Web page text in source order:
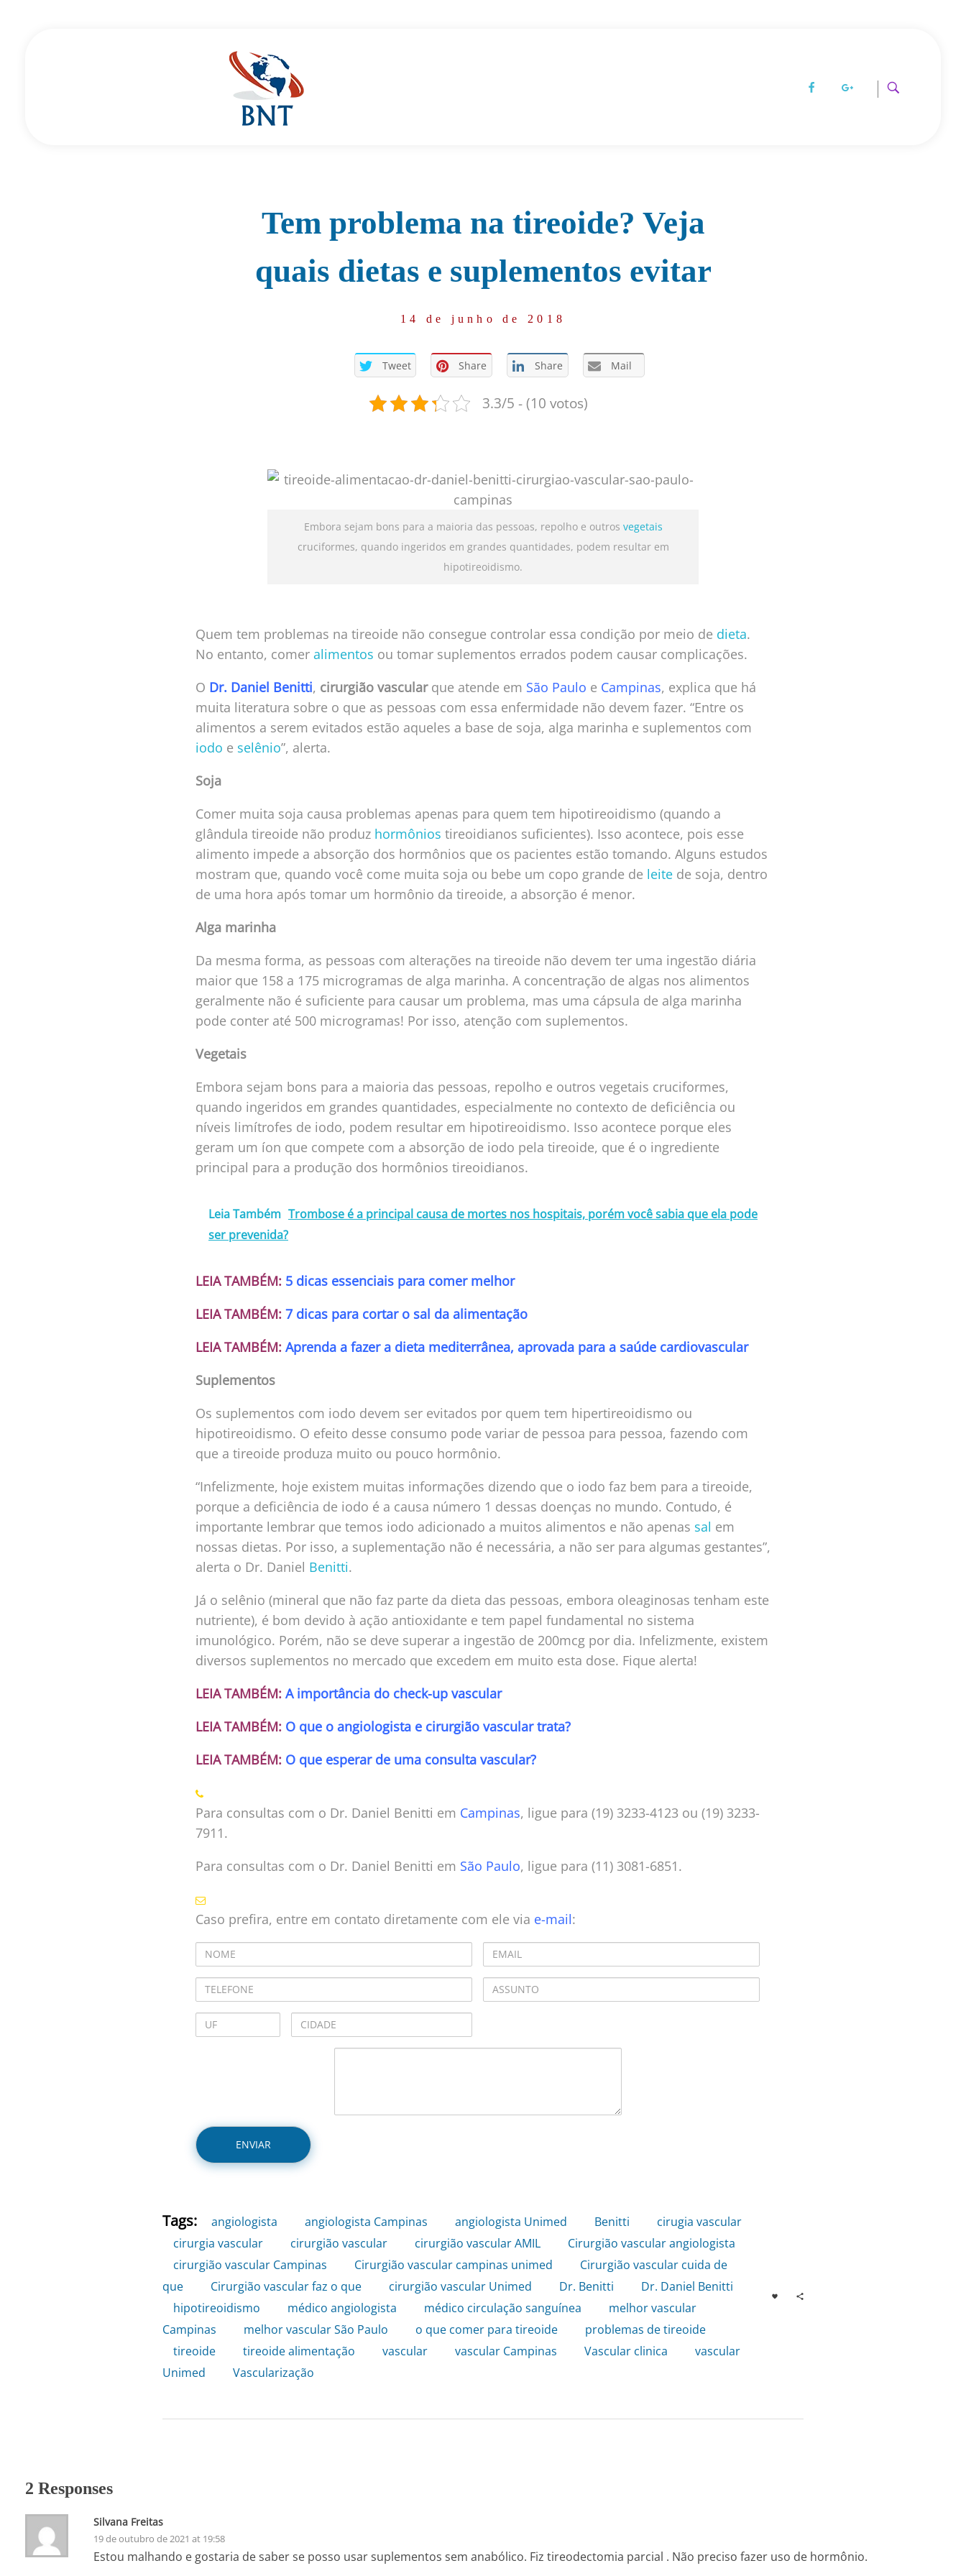
Tem problema na tireoide? Veja
quais dietas e suplementos evitar
14 de junho de 2018
Tweet Share Share Mail
3.3/5 - (10 votos)
Embora sejam bons para a maioria das pessoas, repolho e outros vegetais
cruciformes, quando ingeridos em grandes quantidades, podem resultar em
hipotireoidismo.
Quem tem problemas na tireoide não consegue controlar essa condição por meio de dieta.
No entanto, comer alimentos ou tomar suplementos errados podem causar complicações.
O Dr. Daniel Benitti, cirurgião vascularque atende em São Paulo e Campinas, explica que há
muita literatura sobre o que as pessoas com essa enfermidade não devem fazer. “Entre os
alimentos a serem evitados estão aqueles a base de soja, alga marinha e suplementos com
iodo e selênio”, alerta.
Soja
Comer muita soja causa problemas apenas para quem tem hipotireoidismo (quando a
glândula tireoide não produz hormônios tireoidianos suficientes). Isso acontece, pois esse
alimento impede a absorção dos hormônios que os pacientes estão tomando. Alguns estudos
mostram que, quando você come muita soja ou bebe um copo grande de leite de soja, dentro
de uma hora após tomar um hormônio da tireoide, a absorção é menor.
Alga marinha
Da mesma forma, as pessoas com alterações na tireoide não devem ter uma ingestão diária
maior que 158 a 175 microgramas de alga marinha. A concentração de algas nos alimentos
geralmente não é suficiente para causar um problema, mas uma cápsula de alga marinha
pode conter até 500 microgramas! Por isso, atenção com suplementos.
Vegetais
Embora sejam bons para a maioria das pessoas, repolho e outros vegetais cruciformes,
quando ingeridos em grandes quantidades, especialmente no contexto de deficiência ou
níveis limítrofes de iodo, podem resultar em hipotireoidismo. Isso acontece porque eles
geram um íon que compete com a absorção de iodo pela tireoide, que é o ingrediente
principal para a produção dos hormônios tireoidianos.
Leia Também Trombose é a principal causa de mortes nos hospitais, porém você sabia que ela pode
ser prevenida?
LEIA TAMBÉM: 5 dicas essenciais para comer melhor
LEIA TAMBÉM: 7 dicas para cortar o sal da alimentação
LEIA TAMBÉM: Aprenda a fazer a dieta mediterrânea, aprovada para a saúde cardiovascular
Suplementos
Os suplementos com iodo devem ser evitados por quem tem hipertireoidismo ou
hipotireoidismo. O efeito desse consumo pode variar de pessoa para pessoa, fazendo com
que a tireoide produza muito ou pouco hormônio.
“Infelizmente, hoje existem muitas informações dizendo que o iodo faz bem para a tireoide,
porque a deficiência de iodo é a causa número 1 dessas doenças no mundo. Contudo, é
importante lembrar que temos iodo adicionado a muitos alimentos e não apenas sal em
nossas dietas. Por isso, a suplementação não é necessária, a não ser para algumas gestantes”,
alerta o Dr. Daniel Benitti.
Já o selênio (mineral que não faz parte da dieta das pessoas, embora oleaginosas tenham este
nutriente), é bom devido à ação antioxidante e tem papel fundamental no sistema
imunológico. Porém, não se deve superar a ingestão de 200mcg por dia. Infelizmente, existem
diversos suplementos no mercado que excedem em muito esta dose. Fique alerta!
LEIA TAMBÉM: A importância do check-up vascular
LEIA TAMBÉM: O que o angiologista e cirurgião vascular trata?
LEIA TAMBÉM: O que esperar de uma consulta vascular?
Para consultas com o Dr. Daniel Benitti em Campinas, ligue para (19) 3233-4123 ou (19) 3233-
7911.
Para consultas com o Dr. Daniel Benitti em São Paulo, ligue para (11) 3081-6851.
Caso prefira, entre em contato diretamente com ele via e-mail:
Tags: angiologista angiologista Campinas angiologista Unimed Benitti cirugia vascular
cirurgia vascular
cirurgião vascular cirurgião vascular AMIL Cirurgião vascular angiologista
cirurgião vascular Campinas
Cirurgião vascular campinas unimed
Cirurgião vascular cuida de
que
Cirurgião vascular faz o que cirurgião vascular Unimed Dr. Benitti Dr. Daniel Benitti
hipotireoidismo
médico angiologista médico circulação sanguínea
melhor vascular
Campinas
melhor vascular São Paulo o que comer para tireoide problemas de tireoide
tireoide
tireoide alimentação vascular vascular Campinas Vascular clinica
vascular
Unimed
Vascularização
2 Responses
Silvana Freitas
19 de outubro de 2021 at 19:58
Estou malhando e gostaria de saber se posso usar suplementos sem anabólico. Fiz tireodectomia parcial . Não preciso fazer uso de hormônio.